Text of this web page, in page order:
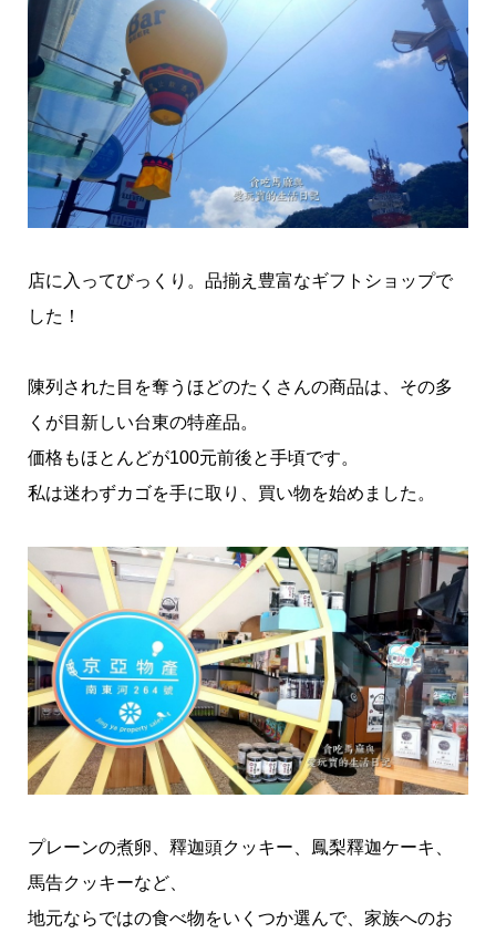
店に入ってびっくり。品揃え豊富なギフトショップで
した！
陳列された目を奪うほどのたくさんの商品は、その多
くが目新しい台東の特産品。
価格もほとんどが100元前後と手頃です。
私は迷わずカゴを手に取り、買い物を始めました。
プレーンの煮卵、釋迦頭クッキー、鳳梨釋迦ケーキ、
馬告クッキーなど、
地元ならではの食べ物をいくつか選んで、家族へのお